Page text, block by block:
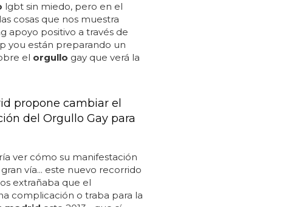
lgbt sin miedo, pero en el
cosas que nos muestra
apoyo positivo a través de
you están preparando un
el orgullo gay que verá la
propone cambiar el
del Orgullo Gay para
ver cómo su manifestación
vía... este nuevo recorrido
extrañaba que el
complicación o traba para la